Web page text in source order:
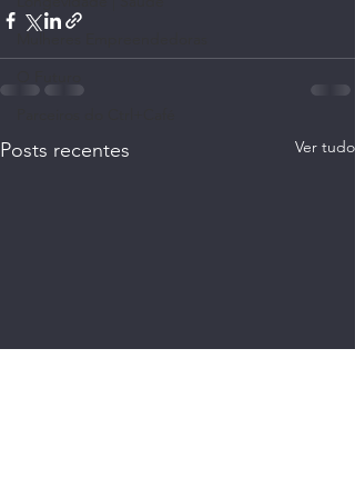
Posts recentes Ver tudo